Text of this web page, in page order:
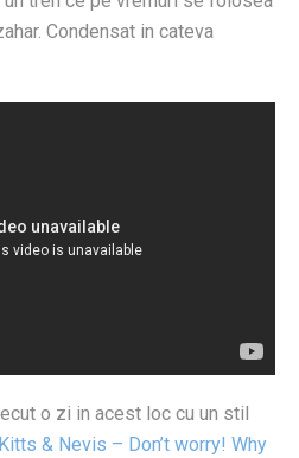
Condensat in cateva
o zi in acest loc cu un stil
& Nevis – Don’t worry! Why